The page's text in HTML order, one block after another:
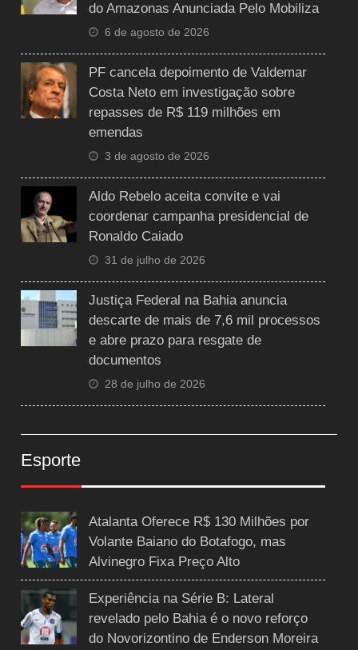
do Amazonas Anunciada Pelo Mobiliza
6 de agosto de 2026
PF cancela depoimento de Valdemar
Costa Neto em investigação sobre
repasses de R$ 119 milhões em
emendas
3 de agosto de 2026
Aldo Rebelo aceita convite e vai
coordenar campanha presidencial de
Ronaldo Caiado
31 de julho de 2026
Justiça Federal na Bahia anuncia
descarte de mais de 7,6 mil processos
e abre prazo para resgate de
documentos
28 de julho de 2026
Esporte
Atalanta Oferece R$ 130 Milhões por
Volante Baiano do Botafogo, mas
Alvinegro Fixa Preço Alto
Experiência na Série B: Lateral
revelado pelo Bahia é o novo reforço
do Novorizontino de Enderson Moreira